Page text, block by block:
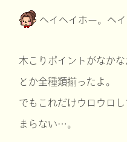
ヘイヘイホー。ヘイ
木こりポイントがなか
とか全種類揃ったよ。
でもこれだけウロウロ
まらない…。